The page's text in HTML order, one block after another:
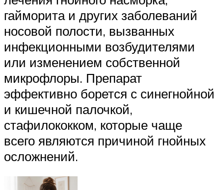
гайморита и других заболеваний
носовой полости, вызванных
инфекционными возбудителями
или изменением собственной
микрофлоры. Препарат
эффективно борется с синегнойной
и кишечной палочкой,
стафилококком, которые чаще
всего являются причиной гнойных
осложнений.